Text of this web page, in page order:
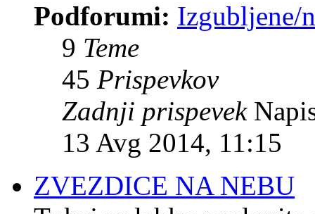
Podforumi: Izgubljene/
9 Teme
45 Prispevkov
Zadnji prispevek
13 Avg 2014, 11:15
ZVEZDICE NA NEBU